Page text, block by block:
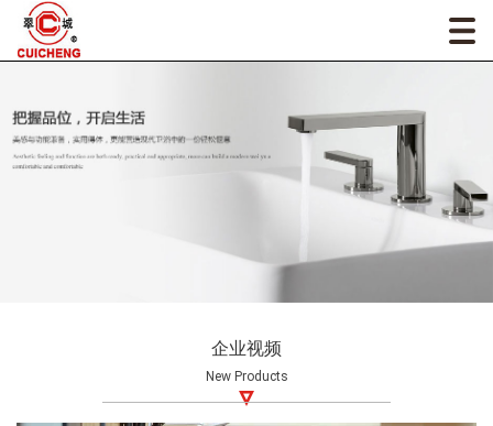
企业视频
New Products